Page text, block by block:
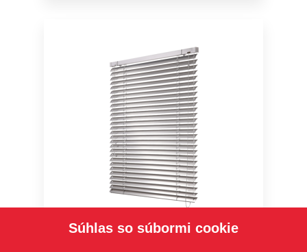
Interiérová žalúzia Cetta 35,50 –
Súhlas so súbormi cookie